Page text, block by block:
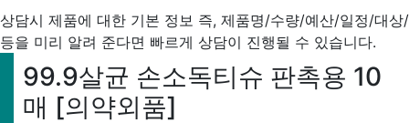
상담시 제품에 대한 기본 정보 즉, 제품명/수량/예산/일정/대상/
등을 미리 알려 준다면 빠르게 상담이 진행될 수 있습니다.
99.9살균 손소독티슈 판촉용 10
매 [의약외품]